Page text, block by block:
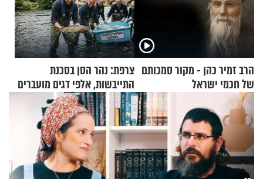
הרב זמיר כהן - מקור סמכותם
של חכמי ישראל
צרפת: נהר הסן בסכנת
התייבשות, אלפי דגים מועברים
במבצעי חילוץ